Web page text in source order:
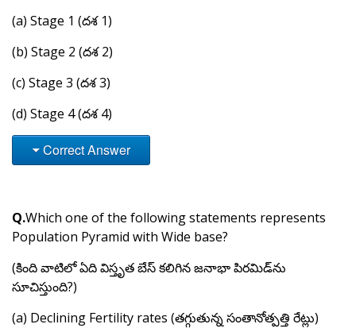
(a) Stage 1 (దశ 1)
(b) Stage 2 (దశ 2)
(c) Stage 3 (దశ 3)
(d) Stage 4 (దశ 4)
Correct Answer
Q.Which one of the following statements represents
Population Pyramid with Wide base?
(కింది వాటిలో ఏది విస్తృత బేస్ కలిగిన జనాభా పిరమిడ్‌ను
సూచిస్తుంది?)
(a) Declining Fertility rates (తగ్గుతున్న సంతానోత్పత్తి రేట్లు)